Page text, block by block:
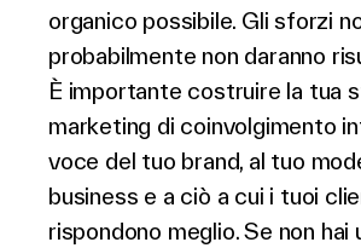
organico possibile. Gli sforzi
probabilmente non daranno
È importante costruire la tua
marketing di coinvolgimento
voce del tuo brand, al tuo
business e a ciò a cui i tuoi
rispondono meglio. Se non hai